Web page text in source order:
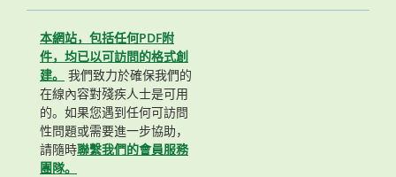
本網站，包括任何PDF附
件，均已以可訪問的格式創
建。
我們致力於確保我們的
在線內容對殘疾人士是可用
的。如果您遇到任何可訪問
性問題或需要進一步協助，
請隨時聯繫我們的會員服務
團隊。